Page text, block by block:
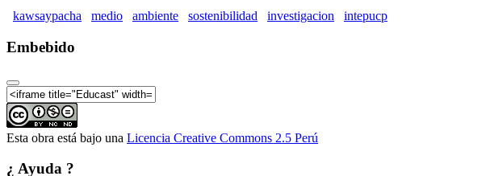
kawsaypacha medio ambiente sostenibilidad investigacion intepucp
Embebido
Esta obra está bajo una Licencia Creative Commons 2.5 Perú
¿ Ayuda ?